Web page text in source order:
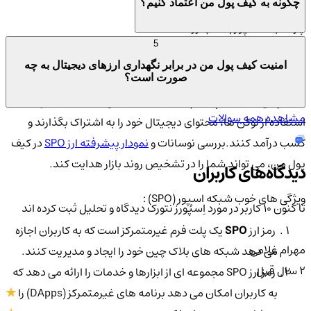
چرا شبکه اسپور (SPO) ارزشمند است؟
شبکه Spores ارزشمند است زیرا یک پلتفرم مبتنی بر بلاک چین
است که امکان اشتراک گذاری و کسب درآمد از محتوای دیجیتال را
فراهم می کند. این پلتفرم به کاربران اجازه می دهد تا از طریق
استفاده از توکن ها، محتوای دیجیتال خود را به اشتراک بگذارند و
کسب درآمد کنند.بررسی نوسانات ونمودار پیشرفته ارز SPO
در کیف
پول من، می تواند شما را در تشخیص روند بازار هدایت کند.
ویژگی های خوب شبکه اسپور (SPO) :
رمز ارزSPOیک پلت فرم غیرمتمرکز است که به کاربران اجازه
می دهد شبکه های بلاک چین خود را ایجاد و مدیریت کنند.
رمز ارز SPO مجموعه ای از ابزارها و خدمات را ارائه می دهد که
به کاربران امکان می دهد برنامه های غیرمتمرکز (DApps) را
چگونه به کیف پول من اعتماد کنیم؟
امنیت کیف پول من در برابر نگهداری ارزهای دیجیتال به چه
صورت است؟
مشاهده همه سوالات
دیدگاه‌های کاربران
تا کنون 10 کاربر در مورد اِسپُورز نتورکدیدگاه و تحلیل ثبت کرده اند
مهرام غلامی